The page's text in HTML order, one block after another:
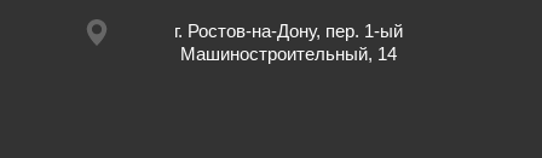
г. Ростов-на-Дону, пер. 1-ый
Машиностроительный, 14